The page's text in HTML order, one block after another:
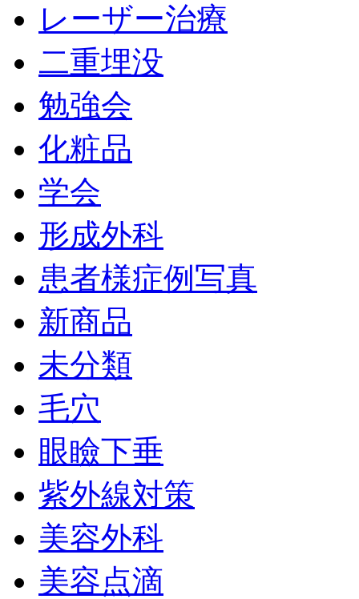
レーザー治療
二重埋没
勉強会
化粧品
学会
形成外科
患者様症例写真
新商品
未分類
毛穴
眼瞼下垂
紫外線対策
美容外科
美容点滴